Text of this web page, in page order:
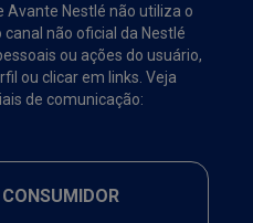
Avante Nestlé não utiliza o
não oficial da Nestlé
ou ações do usuário,
ou clicar em links. Veja
de comunicação: